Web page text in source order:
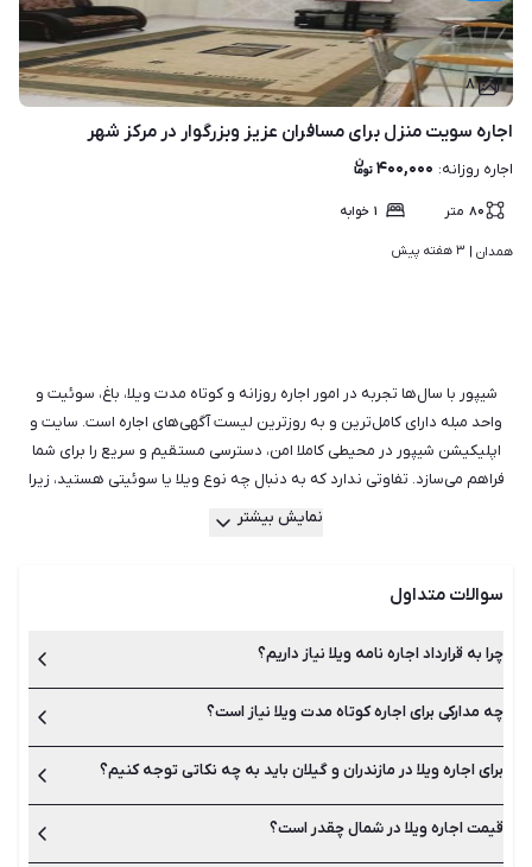
۸
اجاره سویت منزل برای مسافران عزیز وبزرگوار در مرکز شهر
اجاره روزانه: ۴۰۰,۰۰۰
۸۰ متر ۱ خوابه
همدان | ۳ هفته پیش
شیپور با سال‌ها تجربه در امور اجاره روزانه و کوتاه مدت ویلا، باغ، سوئیت و
واحد مبله دارای کامل‌ترین و به روزترین لیست آگهی‌های اجاره است. سایت و
اپلیکیشن شیپور در محیطی کاملا امن، دسترسی مستقیم و سریع را برای شما
فراهم می‌سازد. تفاوتی ندارد که به دنبال چه نوع ویلا یا سوئیتی هستید، زیرا
روزانه هزاران آگهی اجاره ویلا استخردار، کلبه جنگلی، ویلا ساحلی، اقامتگاه‌های
موارد را پیدا و اجاره کنید. هم‌چینین اگر قصد اجاره دادن ویلا، سوئیت، خانه یا
شیپور، در سریع‌ترین زمان ممکن آن را اجاره دهید.
نمایش بیشتر
سوالات متداول
چرا به قرارداد اجاره نامه ویلا نیاز داریم؟
در اجاره نامه ویلا، تمام نکات قانونی و حقوقی اجاره ملک ذکر می‌شود
همیشه از رخ دادن مشکلات احتمالی، جلوگیری می‌کند.
چه مدارکی برای اجاره کوتاه مدت ویلا نیاز است؟
برای اجاره روزانه ویلا یا سوئیت، داشتن مدارک شناسایی مانند اصل
برای اجاره ویلا در مازندران و گیلان باید به چه نکاتی توجه کنیم؟
قبل از اجاره ویلا باید به نکاتی مانند تنظیم قرارداد اجاره نامه معتبر،
قیمت اجاره ویلا در شمال چقدر است؟